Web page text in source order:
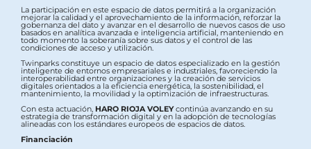
La participación en este espacio de datos permitirá a la organización
mejorar la calidad y el aprovechamiento de la información, reforzar la
gobernanza del dato y avanzar en el desarrollo de nuevos casos de uso
basados en analítica avanzada e inteligencia artificial, manteniendo en
todo momento la soberanía sobre sus datos y el control de las
condiciones de acceso y utilización.
Twinparks constituye un espacio de datos especializado en la gestión
inteligente de entornos empresariales e industriales, favoreciendo la
interoperabilidad entre organizaciones y la creación de servicios
digitales orientados a la eficiencia energética, la sostenibilidad, el
mantenimiento, la movilidad y la optimización de infraestructuras.
Con esta actuación, HARO RIOJA VOLEYcontinúa avanzando en su
estrategia de transformación digital y en la adopción de tecnologías
alineadas con los estándares europeos de espacios de datos.
Financiación